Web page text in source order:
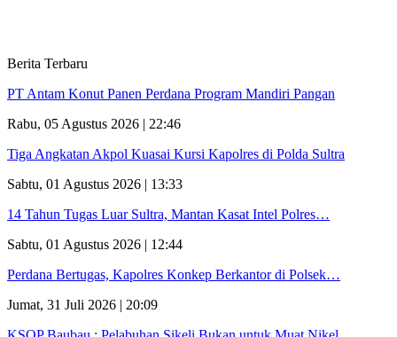
Berita Terbaru
PT Antam Konut Panen Perdana Program Mandiri Pangan
Rabu, 05 Agustus 2026 | 22:46
Tiga Angkatan Akpol Kuasai Kursi Kapolres di Polda Sultra
Sabtu, 01 Agustus 2026 | 13:33
14 Tahun Tugas Luar Sultra, Mantan Kasat Intel Polres…
Sabtu, 01 Agustus 2026 | 12:44
Perdana Bertugas, Kapolres Konkep Berkantor di Polsek…
Jumat, 31 Juli 2026 | 20:09